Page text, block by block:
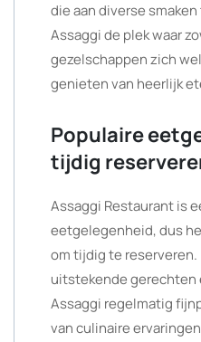
die aan diverse
Assaggi de plek waar
gezelschappen zich
genieten van heerlijk
Populaire
tijdig
Assaggi Restaurant is
eetgelegenheid, dus
om tijdig te
uitstekende gerechten
Assaggi regelmatig
van culinaire